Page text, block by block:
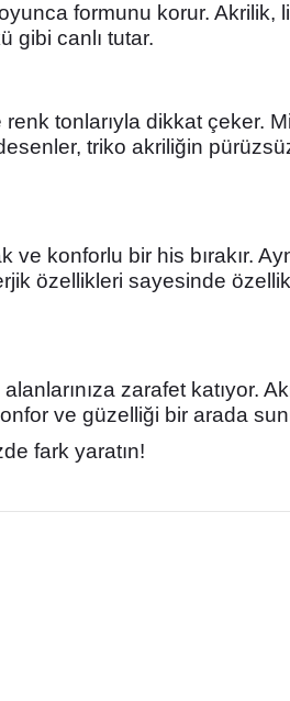
formunu korur. Akrilik,
gibi canlı tutar.
tonlarıyla dikkat çeker.
triko akriliğin
ve konforlu bir his bırakır.
özellikleri sayesinde
zarafet katıyor.
ve güzelliği bir arada
fark yaratın!